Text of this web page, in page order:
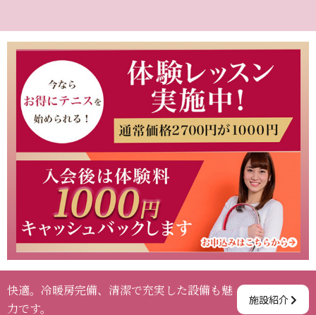
快適。冷暖房完備、清潔で充実した設備も魅
力です。
施設紹介